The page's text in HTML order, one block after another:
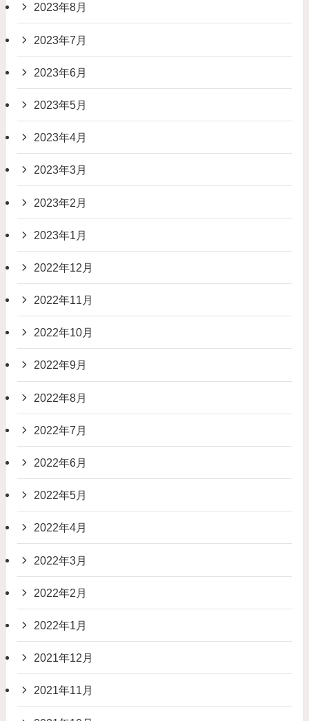
2023年8月
2023年7月
2023年6月
2023年5月
2023年4月
2023年3月
2023年2月
2023年1月
2022年12月
2022年11月
2022年10月
2022年9月
2022年8月
2022年7月
2022年6月
2022年5月
2022年4月
2022年3月
2022年2月
2022年1月
2021年12月
2021年11月